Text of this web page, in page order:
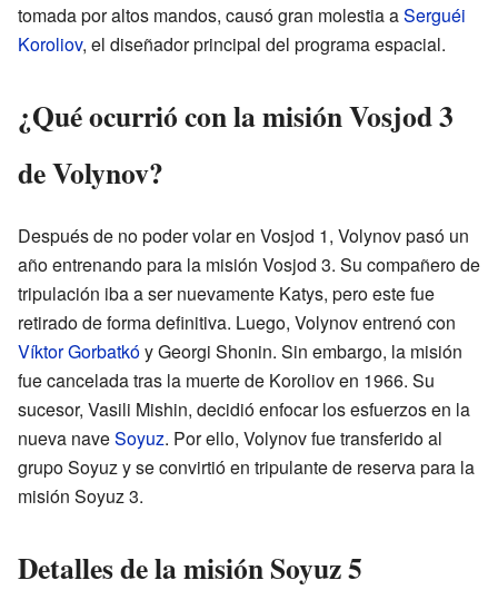
tomada por altos mandos, causó gran molestia aSerguéi
Koroliov, el diseñador principal del programa espacial.
¿Qué ocurrió con la misión Vosjod 3
de Volynov?
Después de no poder volar en Vosjod 1, Volynov pasó un
año entrenando para la misión Vosjod 3. Su compañero de
tripulación iba a ser nuevamente Katys, pero este fue
retirado de forma definitiva. Luego, Volynov entrenó con
Víktor Gorbatkóy Georgi Shonin. Sin embargo, la misión
fue cancelada tras la muerte de Koroliov en 1966. Su
sucesor, Vasili Mishin, decidió enfocar los esfuerzos en la
nueva naveSoyuz. Por ello, Volynov fue transferido al
grupo Soyuz y se convirtió en tripulante de reserva para la
misión Soyuz 3.
Detalles de la misión Soyuz 5